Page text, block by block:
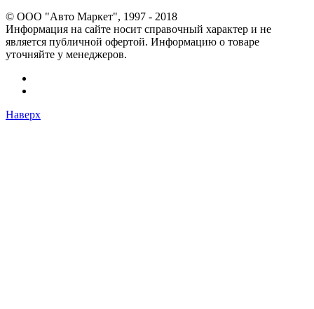
© OOO "Авто Маркет", 1997 - 2018
Информация на сайте носит справочный характер и не
является публичной офертой. Информацию о товаре
уточняйте у менеджеров.
Наверх